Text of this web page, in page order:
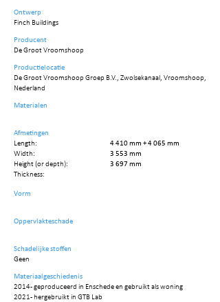
Ontwerp
Finch Buildings
Producent
De Groot Vroomshoop
Productielocatie
De Groot Vroomshoop Groep B.V., Zwolsekanaal, Vroomshoop,
Nederland
Materialen
Afmetingen
Length:
4 410 mm + 4 065 mm
Width:
3 553 mm
Height (or depth):
3 697 mm
Thickness:
Vorm
Oppervlakteschade
Schadelijke stoffen
Geen
Materiaalgeschiedenis
2014 - geproduceerd in Enschede en gebruikt als woning
2021 - hergebruikt in GTB Lab